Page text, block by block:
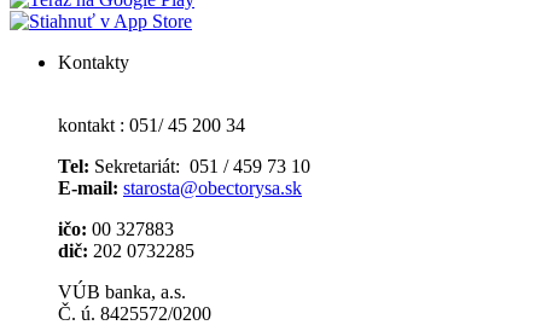
Kontakty
kontakt : 051/ 45 200 34
Tel: Sekretariát: 051 / 459 73 10
E-mail: starosta@obectorysa.sk
ičo: 00 327883
dič: 202 0732285
VÚB banka, a.s.
Č. ú. 8425572/0200